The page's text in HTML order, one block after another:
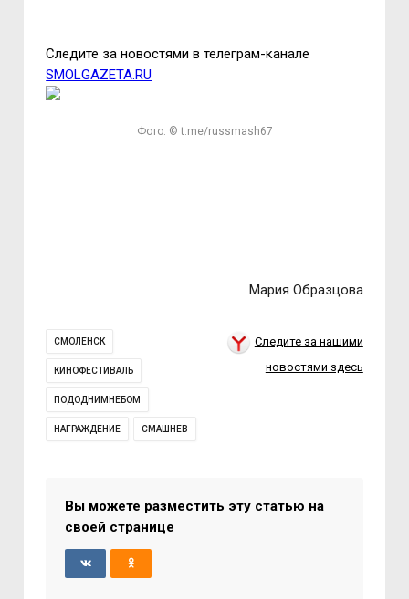
Следите за новостями в телеграм-канале
SMOLGAZETA.RU
Фото: © t.me/russmash67
Мария Образцова
СМОЛЕНСК
КИНОФЕСТИВАЛЬ
ПОДОДНИМНЕБОМ
НАГРАЖДЕНИЕ СМАШНЕВ
Следите за нашими
новостями здесь
Вы можете разместить эту статью на
своей странице